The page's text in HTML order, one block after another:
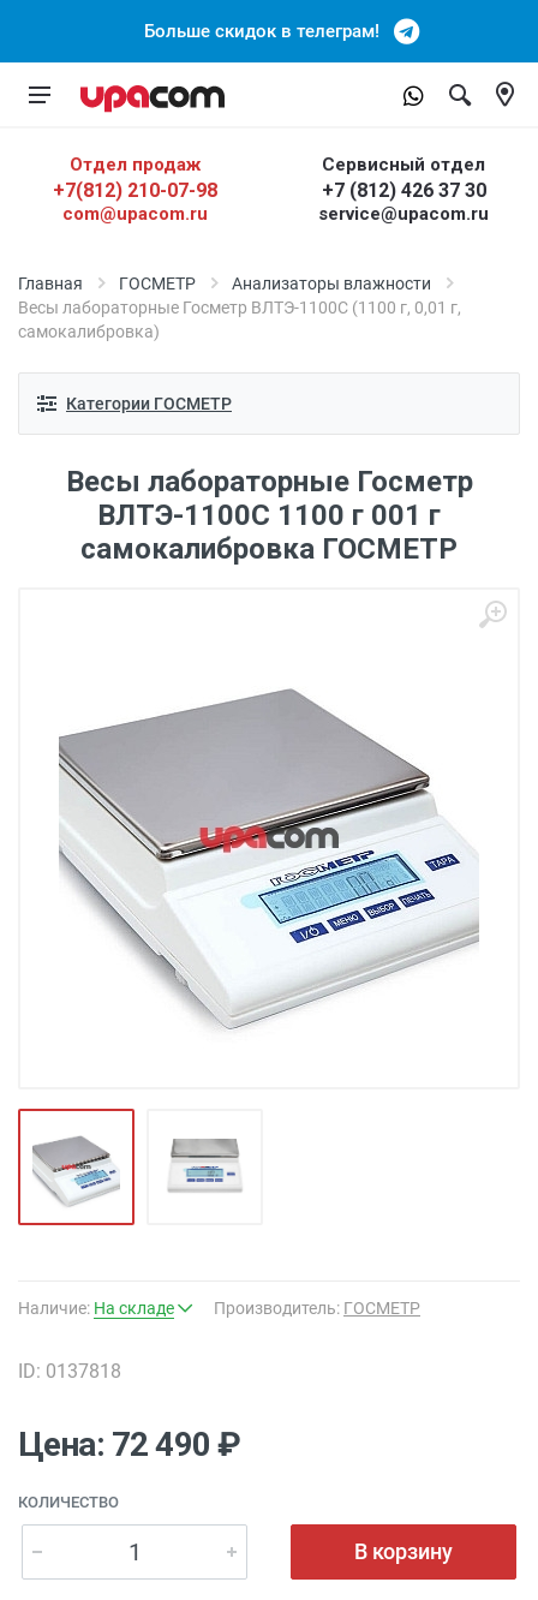
Больше скидок в телеграм!
Отдел продаж
+7(812) 210-07-98
com@upacom.ru
Сервисный отдел
+7 (812) 426 37 30
service@upacom.ru
Главная ГОСМЕТР
Анализаторы влажности
Весы лабораторные Госметр ВЛТЭ-1100С (1100 г, 0,01 г,
самокалибровка)
Категории ГОСМЕТР
Весы лабораторные Госметр
ВЛТЭ-1100С 1100 г 001 г
самокалибровка ГОСМЕТР
Наличие: На складе Производитель: ГОСМЕТР
ID: 0137818
Цена: 72 490 ₽
КОЛИЧЕСТВО
В корзину